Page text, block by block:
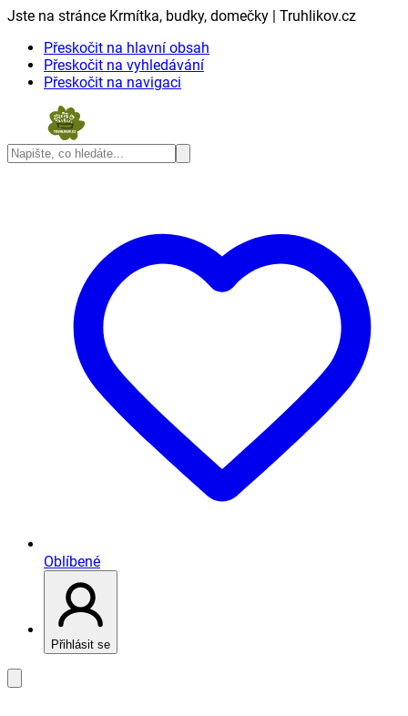
Jste na stránce Krmítka, budky, domečky | Truhlikov.cz
Přeskočit na hlavní obsah
Přeskočit na vyhledávání
Přeskočit na navigaci
Oblíbené
Přihlásit se